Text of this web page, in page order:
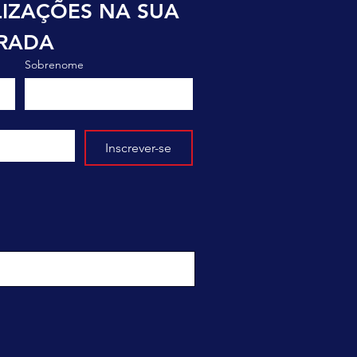
NA SUA
Sobrenome
Inscrever-se